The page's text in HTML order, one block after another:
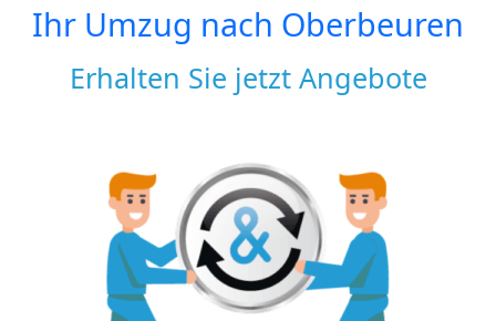
Ihr Umzug nach Oberbeuren
Erhalten Sie jetzt Angebote